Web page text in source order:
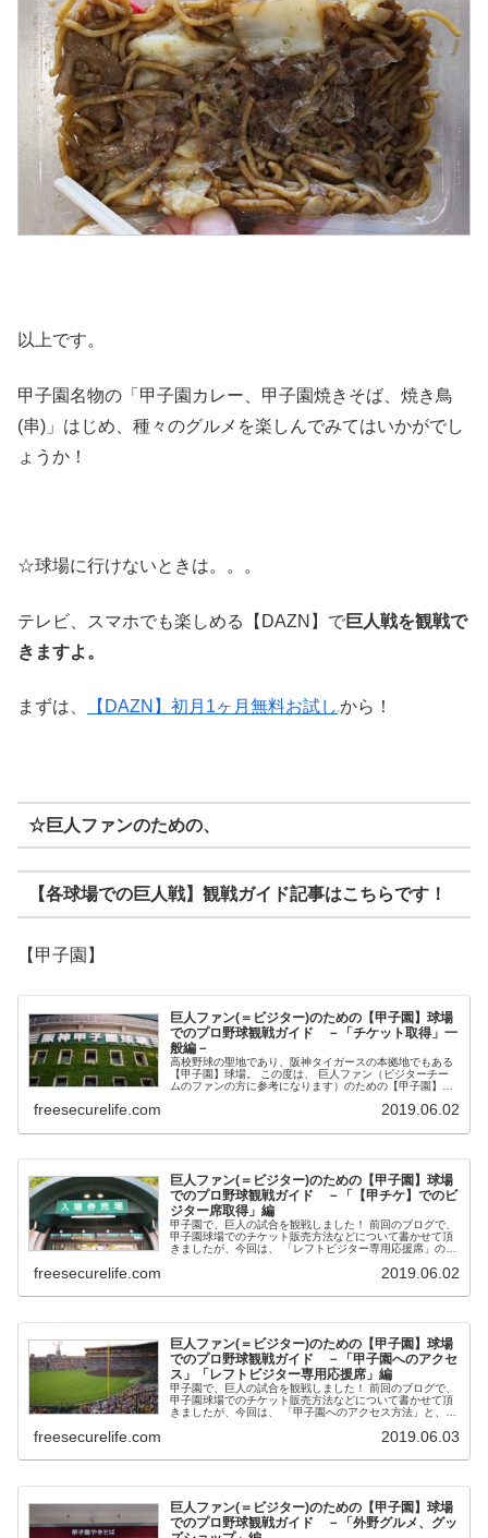
以上です。
甲子園名物の「甲子園カレー、甲子園焼きそば、焼き鳥
(串)」はじめ、種々のグルメを楽しんでみてはいかがでし
ょうか！
☆球場に行けないときは。。。
テレビ、スマホでも楽しめる【DAZN】で巨人戦を観戦で
きますよ。
まずは、 【DAZN】初月1ヶ月無料お試し から！
☆巨人ファンのための、
【各球場での巨人戦】観戦ガイド記事はこちらです！
【甲子園】
巨人ファン(＝ビジター)のための【甲子園】球場
でのプロ野球観戦ガイド －「チケット取得」一
般編－
高校野球の聖地であり、阪神タイガースの本拠地でもある
【甲子園】球場。 この度は、 巨人ファン（ビジターチー
ムのファンの方に参考になります）のための【甲子園】球
freesecurelife.com 2019.06.02
巨人ファン(＝ビジター)のための【甲子園】球場
でのプロ野球観戦ガイド －「【甲チケ】でのビ
ジター席取得」編
甲子園で、巨人の試合を観戦しました！ 前回のブログで、
甲子園球場でのチケット販売方法などについて書かせて頂
きましたが、今回は、 「レフトビジター専用応援席」のチ
freesecurelife.com 2019.06.02
巨人ファン(＝ビジター)のための【甲子園】球場
でのプロ野球観戦ガイド －「甲子園へのアクセ
ス」「レフトビジター専用応援席」編
甲子園で、巨人の試合を観戦しました！ 前回のブログで、
甲子園球場でのチケット販売方法などについて書かせて頂
きましたが、今回は、 「甲子園へのアクセス方法」と、
freesecurelife.com 2019.06.03
巨人ファン(＝ビジター)のための【甲子園】球場
でのプロ野球観戦ガイド －「外野グルメ、グッ